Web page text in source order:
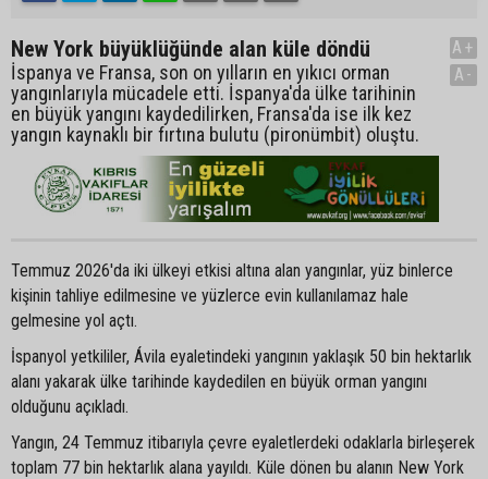
New York büyüklüğünde alan küle döndü
İspanya ve Fransa, son on yılların en yıkıcı orman
yangınlarıyla mücadele etti. İspanya'da ülke tarihinin
en büyük yangını kaydedilirken, Fransa'da ise ilk kez
yangın kaynaklı bir fırtına bulutu (pironümbit) oluştu.
A+
A-
Temmuz 2026'da iki ülkeyi etkisi altına alan yangınlar, yüz binlerce
kişinin tahliye edilmesine ve yüzlerce evin kullanılamaz hale
gelmesine yol açtı.
İspanyol yetkililer, Ávila eyaletindeki yangının yaklaşık 50 bin hektarlık
alanı yakarak ülke tarihinde kaydedilen en büyük orman yangını
olduğunu açıkladı.
Yangın, 24 Temmuz itibarıyla çevre eyaletlerdeki odaklarla birleşerek
toplam 77 bin hektarlık alana yayıldı. Küle dönen bu alanın New York